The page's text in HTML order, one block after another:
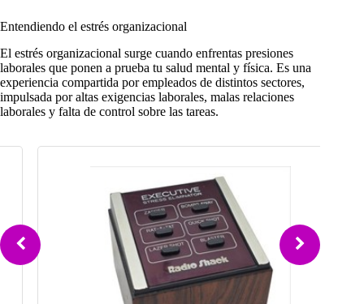
Entendiendo el estrés organizacional
El estrés organizacional surge cuando enfrentas presiones
laborales que ponen a prueba tu salud mental y física. Es una
experiencia compartida por empleados de distintos sectores,
impulsada por altas exigencias laborales, malas relaciones
laborales y falta de control sobre las tareas.